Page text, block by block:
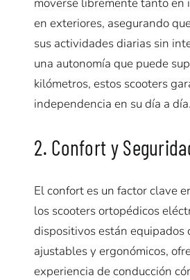
en exteriores, asegurando
sus actividades diarias sin
una autonomía que puede
kilómetros, estos scooters
independencia en su día a día.
2. Confort y
El confort es un factor clave
los scooters ortopédicos
dispositivos están equipados
ajustables y ergonómicos,
experiencia de conducción